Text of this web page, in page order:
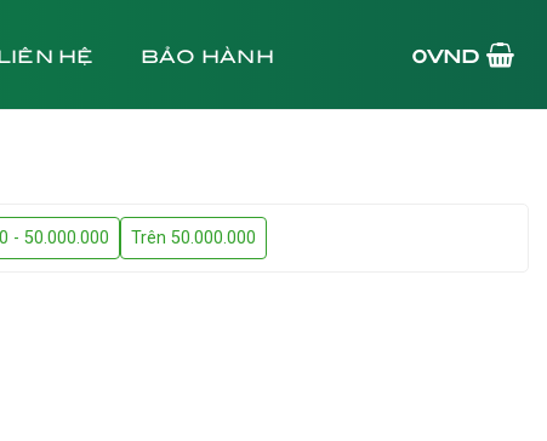
HỆ BẢO HÀNH 0VND
- 50.000.000 Trên 50.000.000